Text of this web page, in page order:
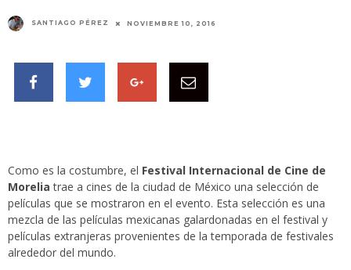
SANTIAGO PÉREZ NOVIEMBRE 10, 2016
Como es la costumbre, el Festival Internacional de Cine de
Morelia trae a cines de la ciudad de México una selección de
películas que se mostraron en el evento. Esta selección es una
mezcla de las películas mexicanas galardonadas en el festival y
películas extranjeras provenientes de la temporada de festivales
alrededor del mundo.